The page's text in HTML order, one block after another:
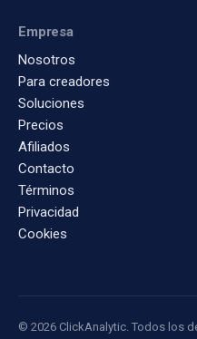
Empresa
Nosotros
Para creadores
Soluciones
Precios
Afiliados
Contacto
Términos
Privacidad
Cookies
© 2026 ClickAnalytic. Todos los